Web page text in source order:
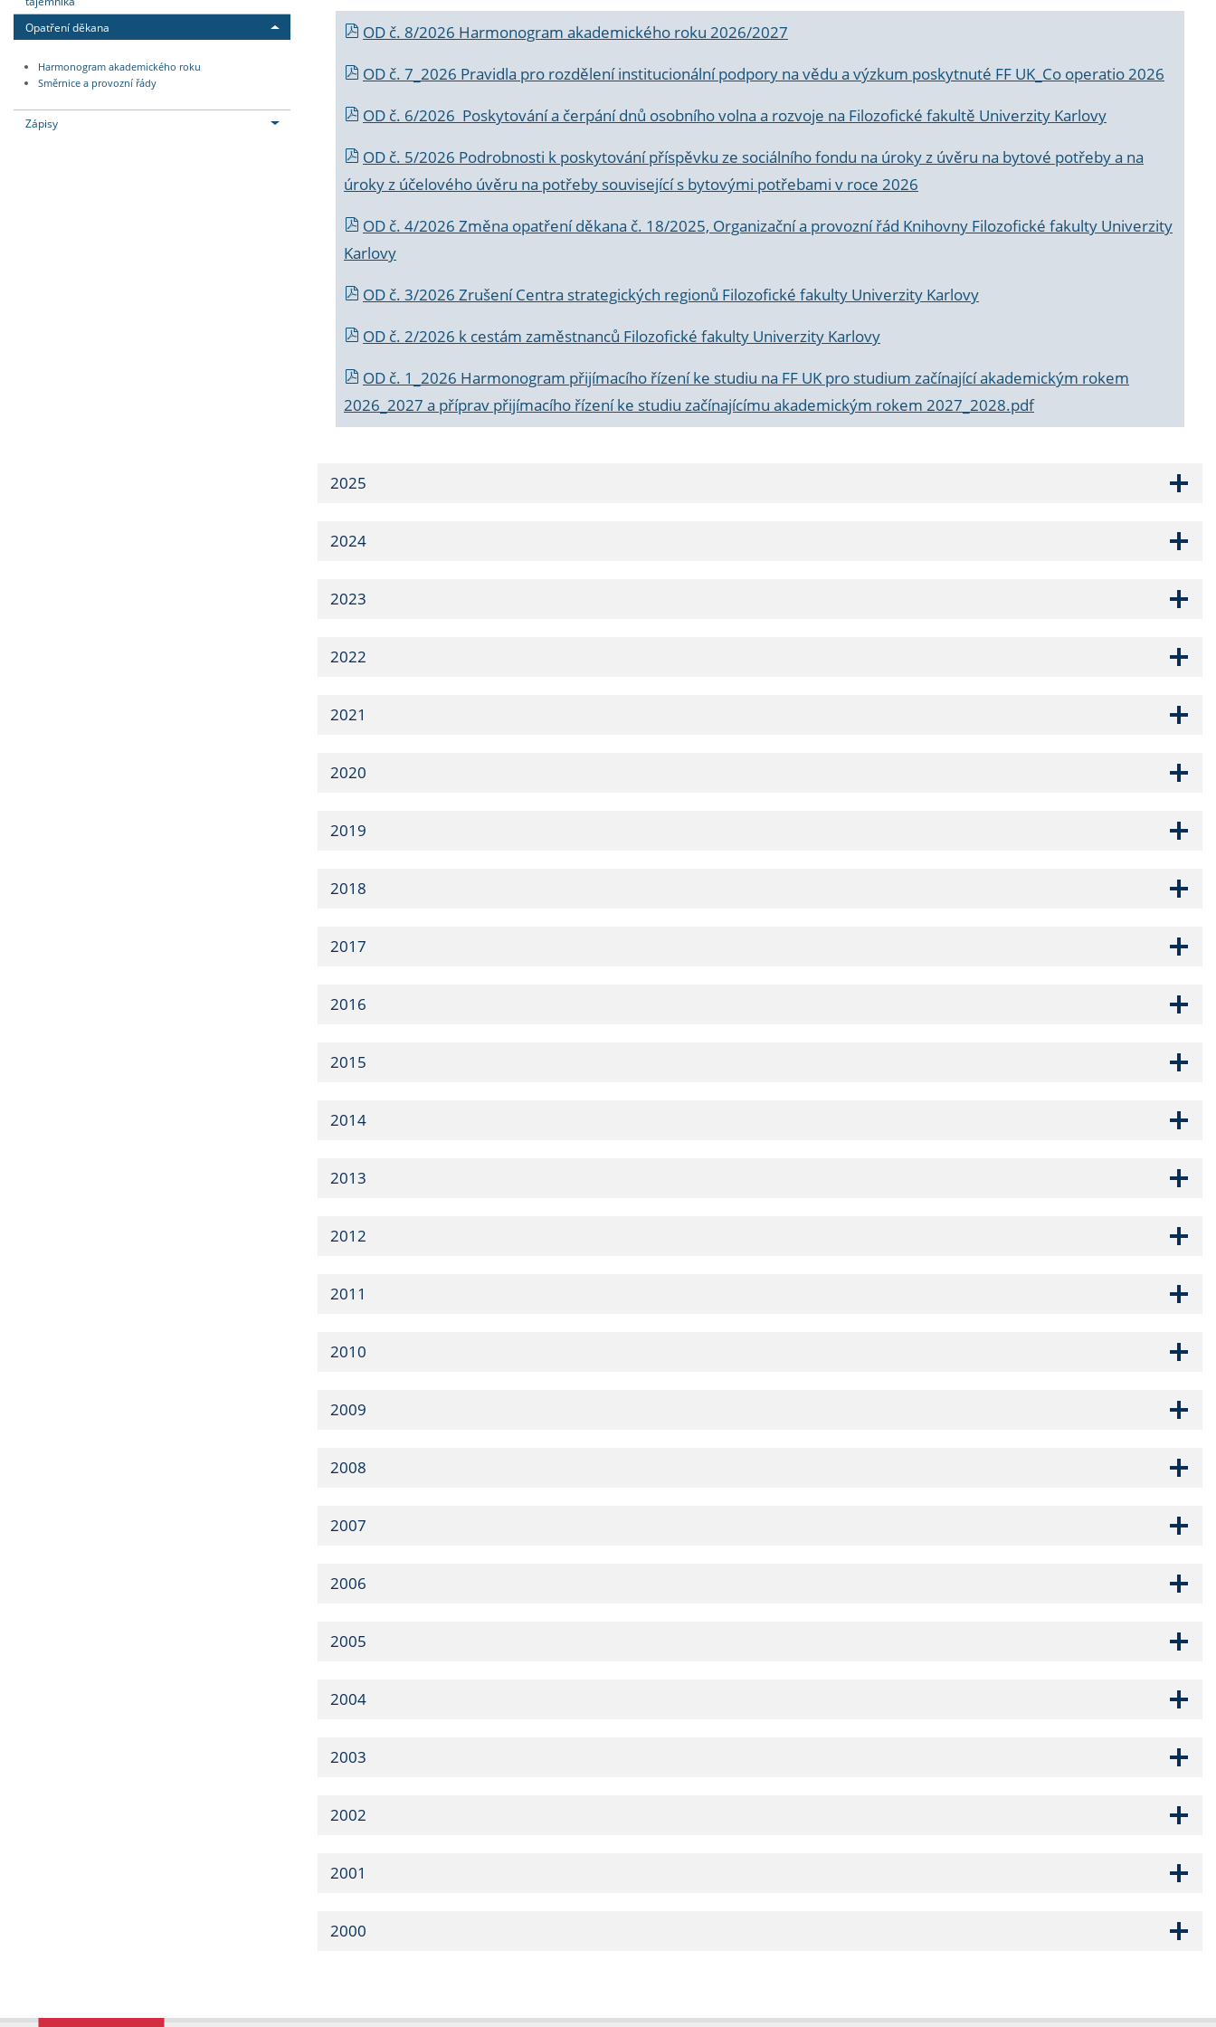
Opatření děkana
Harmonogram akademického roku
Směrnice a provozní řády
Zápisy
OD č. 8/2026 Harmonogram akademického roku 2026/2027
OD č. 7_2026 Pravidla pro rozdělení institucionální podpory na vědu a výzkum poskytnuté FF UK_Co operatio 2026
OD č. 6/2026 Poskytování a čerpání dnů osobního volna a rozvoje na Filozofické fakultě Univerzity Karlovy
OD č. 5/2026 Podrobnosti k poskytování příspěvku ze sociálního fondu na úroky z úvěru na bytové potřeby a na
úroky z účelového úvěru na potřeby související s bytovými potřebami v roce 2026
OD č. 4/2026 Změna opatření děkana č. 18/2025, Organizační a provozní řád Knihovny Filozofické fakulty Univerzity
Karlovy
OD č. 3/2026 Zrušení Centra strategických regionů Filozofické fakulty Univerzity Karlovy
OD č. 2/2026 k cestám zaměstnanců Filozofické fakulty Univerzity Karlovy
OD č. 1_2026 Harmonogram přijímacího řízení ke studiu na FF UK pro studium začínající akademickým rokem
2026_2027 a příprav přijímacího řízení ke studiu začínajícímu akademickým rokem 2027_2028.pdf
2025
2024
2023
2022
2021
2020
2019
2018
2017
2016
2015
2014
2013
2012
2011
2010
2009
2008
2007
2006
2005
2004
2003
2002
2001
2000